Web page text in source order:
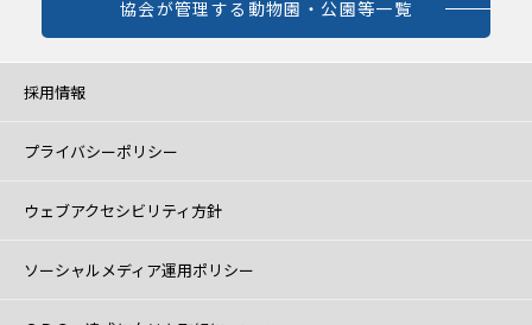
協会が管理する動物園・公園等一覧
採用情報
プライバシーポリシー
ウェブアクセシビリティ方針
ソーシャルメディア運用ポリシー